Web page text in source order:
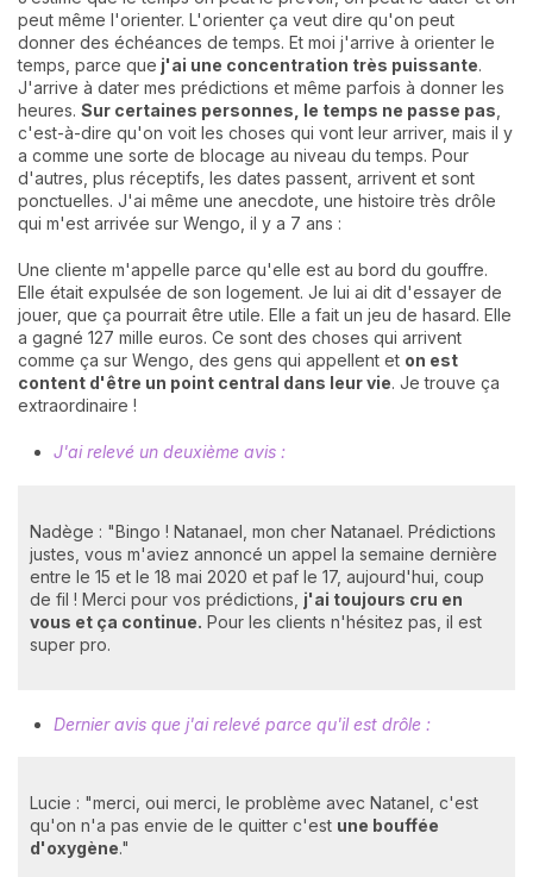
peut même l'orienter. L'orienter ça veut dire qu'on peut
donner des échéances de temps. Et moi j'arrive à orienter le
temps, parce que j'ai une concentration très puissante.
J'arrive à dater mes prédictions et même parfois à donner les
heures. Sur certaines personnes, le temps ne passe pas,
c'est-à-dire qu'on voit les choses qui vont leur arriver, mais il y
a comme une sorte de blocage au niveau du temps. Pour
d'autres, plus réceptifs, les dates passent, arrivent et sont
ponctuelles. J'ai même une anecdote, une histoire très drôle
qui m'est arrivée sur Wengo, il y a 7 ans :
Une cliente m'appelle parce qu'elle est au bord du gouffre.
Elle était expulsée de son logement. Je lui ai dit d'essayer de
jouer, que ça pourrait être utile. Elle a fait un jeu de hasard. Elle
a gagné 127 mille euros. Ce sont des choses qui arrivent
comme ça sur Wengo, des gens qui appellent et on est
content d'être un point central dans leur vie. Je trouve ça
extraordinaire !
J'ai relevé un deuxième avis :
Nadège : "Bingo ! Natanael, mon cher Natanael. Prédictions
justes, vous m'aviez annoncé un appel la semaine dernière
entre le 15 et le 18 mai 2020 et paf le 17, aujourd'hui, coup
de fil ! Merci pour vos prédictions, j'ai toujours cru en
vous et ça continue. Pour les clients n'hésitez pas, il est
super pro.
Dernier avis que j'ai relevé parce qu'il est drôle :
Lucie : "merci, oui merci, le problème avec Natanel, c'est
qu'on n'a pas envie de le quitter c'est une bouffée
d'oxygène."